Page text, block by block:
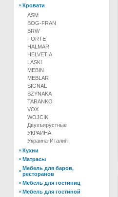
Кровати
ASM
BOG-FRAN
BRW
FORTE
HALMAR
HELVETIA
LASKI
MEBIN
MEBLAR
SIGNAL
SZYNAKA
TARANKO
VOX
WOJCIK
Двухъярустные
УКРАИНА
Украина-Италия
Кухни
Матрасы
Мебель для баров,
ресторанов
Мебель для гостиниц
Мебель для гостиной